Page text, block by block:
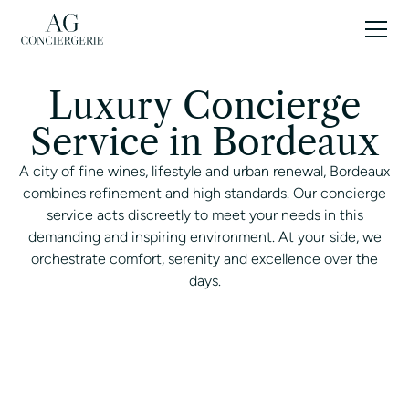
Luxury Concierge
Service in Bordeaux
A city of fine wines, lifestyle and urban renewal, Bordeaux
combines refinement and high standards. Our concierge
service acts discreetly to meet your needs in this
demanding and inspiring environment. At your side, we
orchestrate comfort, serenity and excellence over the
days.